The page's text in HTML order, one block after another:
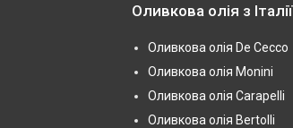
Оливкова олія з Італії
Оливкова олія De Cecco
Оливкова олія Monini
Оливкова олія Carapelli
Оливкова олія Bertolli